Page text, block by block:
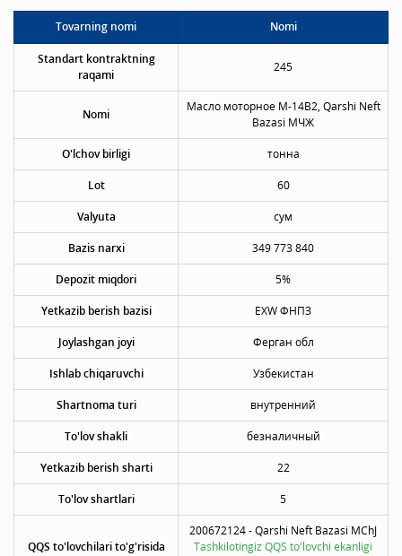
Tovarning nomi Nomi
Standart kontraktning
raqami
245
Nomi
Масло моторное М-14В2, Qarshi Neft
Bazasi МЧЖ
O'lchov birligi тонна
Lot 60
Valyuta сум
Bazis narxi 349 773 840
Depozit miqdori 5%
Yetkazib berish bazisi EXW ФНПЗ
Joylashgan joyi Ферган обл
Ishlab chiqaruvchi Узбекистан
Shartnoma turi внутренний
To'lov shakli безналичный
Yetkazib berish sharti 22
To'lov shartlari 5
QQS to'lovchilari to'g'risida
200672124 - Qarshi Neft Bazasi MChJ
Tashkilotingiz QQS to'lovchi ekanligi